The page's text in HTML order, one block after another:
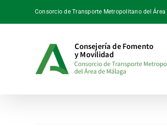
Consorcio de Transporte Metropolitano del